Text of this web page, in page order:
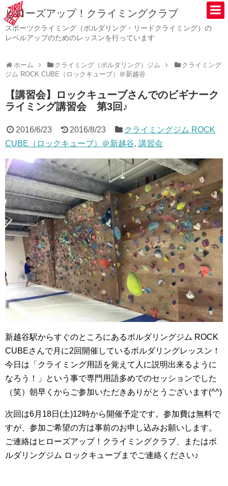
ヒローズアップ！クライミングクラブ
スポーツクライミング（ボルダリング・リードクライミング）の
レベルアップのためのレッスンを行っています
ホーム クライミング（ボルダリング）ジム
クライミング
ジム ROCK CUBE（ロックキューブ）＠新越谷
【講習会】ロックキューブさんでのビギナーク
ライミング講習会 第3回♪
2016/6/23 2016/8/23
クライミングジム ROCK
CUBE（ロックキューブ）＠新越谷, 講習会
新越谷駅からすぐのところにあるボルダリングジム ROCK
CUBEさんで月に2回開催しているボルダリングレッスン！
今日は「クライミング用語を覚えて人に説明出来るように
なろう！」という事で専門用語多めでのセッションでした
（笑）朝早くからご参加いただきありがとうございます(^^)
次回は6月18日(土)12時から開催予定です。参加費は無料で
すが、参加ご希望の方は事前のお申し込みお願いします。
ご連絡はヒローズアップ！クライミングクラブ、またはボ
ルダリングジム ロックキューブまでご連絡ください♪